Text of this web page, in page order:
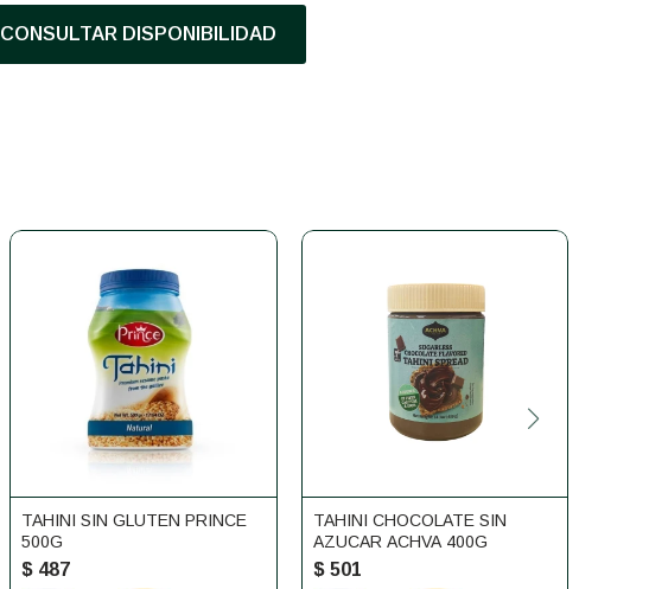
CONSULTAR DISPONIBILIDAD
TAHINI SIN GLUTEN PRINCE
500G
$ 487
TAHINI CHOCOLATE SIN
AZUCAR ACHVA 400G
$ 501